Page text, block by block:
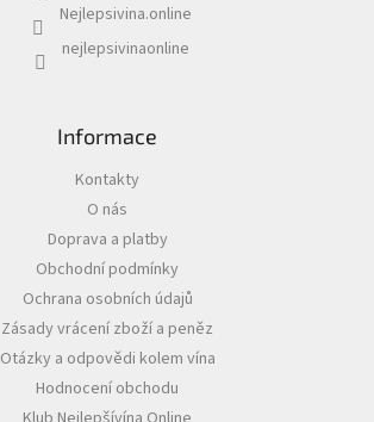
Nejlepsivina.online
nejlepsivinaonline
Informace
Kontakty
O nás
Doprava a platby
Obchodní podmínky
Ochrana osobních údajů
Zásady vrácení zboží a peněz
Otázky a odpovědi kolem vína
Hodnocení obchodu